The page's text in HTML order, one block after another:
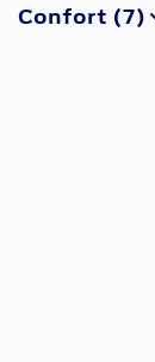
Confort (7)